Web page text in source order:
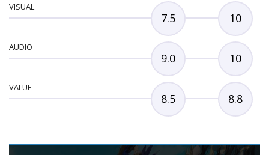
VISUAL
7.5 10
AUDIO
9.0 10
VALUE
8.5 8.8